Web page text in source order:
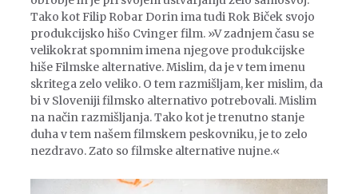
Tako kot Filip Robar Dorin ima tudi Rok Biček svojo
produkcijsko hišo Cvinger film. »V zadnjem času se
velikokrat spomnim imena njegove produkcijske
hiše Filmske alternative. Mislim, da je v tem imenu
skritega zelo veliko. O tem razmišljam, ker mislim, da
bi v Sloveniji filmsko alternativo potrebovali. Mislim
na način razmišljanja. Tako kot je trenutno stanje
duha v tem našem filmskem peskovniku, je to zelo
nezdravo. Zato so filmske alternative nujne.«